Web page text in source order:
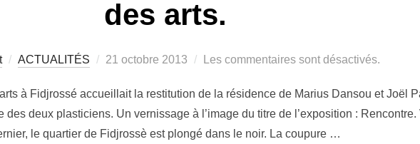
des arts.
ACTUALITÉS 21 octobre 2013 Les commentaires sont désactivés.
à Fidjrossé accueillait la restitution de la résidence de Marius Dansou et Joël
deux plasticiens. Un vernissage à l’image du titre de l’exposition :
le quartier de Fidjrossè est plongé dans le noir. La coupure …